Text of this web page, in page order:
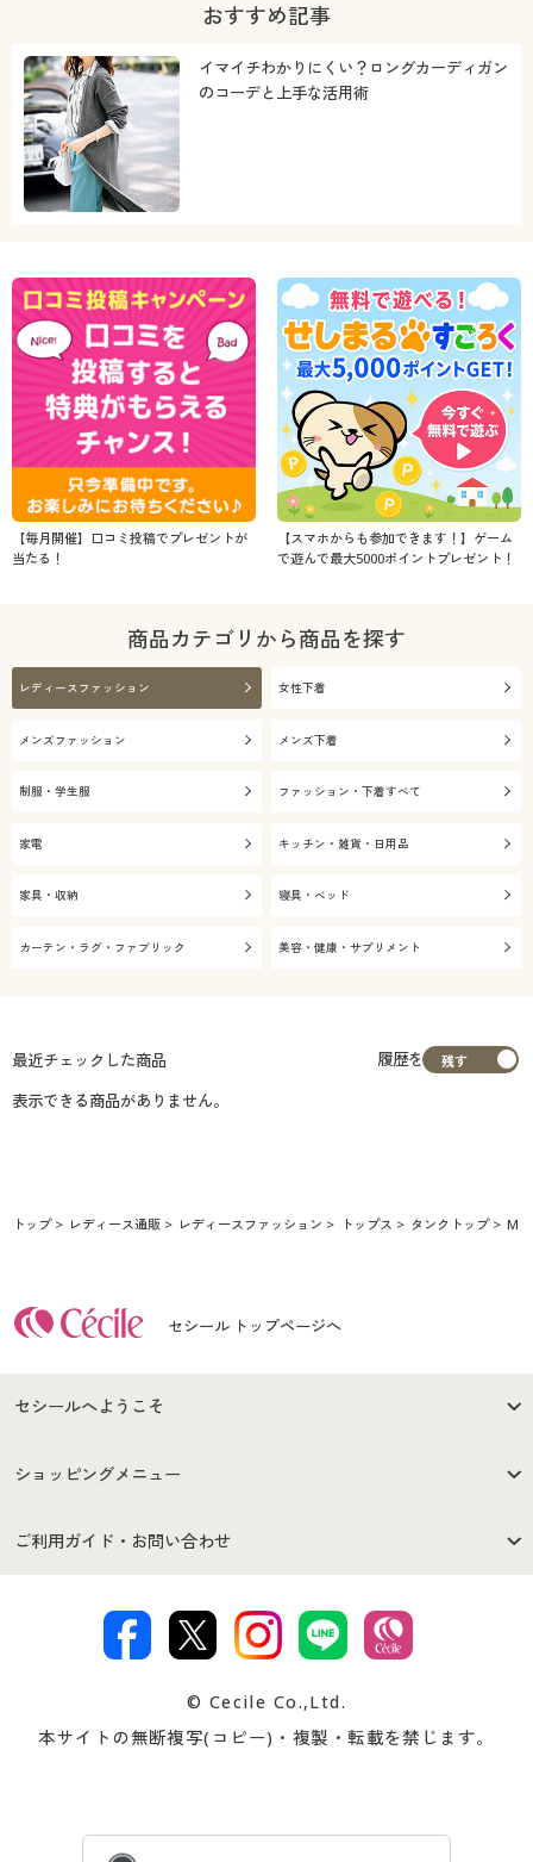
おすすめ記事
イマイチわかりにくい？ロングカーディガン
のコーデと上手な活用術
【毎月開催】口コミ投稿でプレゼントが
当たる！
【スマホからも参加できます！】ゲーム
で遊んで最大5000ポイントプレゼント！
商品カテゴリから商品を探す
レディースファッション 女性下着
メンズファッション メンズ下着
制服・学生服 ファッション・下着すべて
家電 キッチン・雑貨・日用品
家具・収納 寝具・ベッド
カーテン・ラグ・ファブリック 美容・健康・サプリメント
最近チェックした商品
履歴を
表示できる商品がありません。
トップ レディース通販 レディースファッション トップス タンクトップ M
セシール トップページへ
セシールへようこそ
はじめての方へ
セシールご利用規約
著作権・商標について 会社案内
ショッピングメニュー
商品カテゴリ
プレゼント＆キャンペーン サイトマップ
ご利用ガイド・お問い合わせ
交換・返品は お支払は
ついて
忘れの場合
© Cecile Co.,Ltd.
本サイトの無断複写(コピー)・複製・転載を禁じます。